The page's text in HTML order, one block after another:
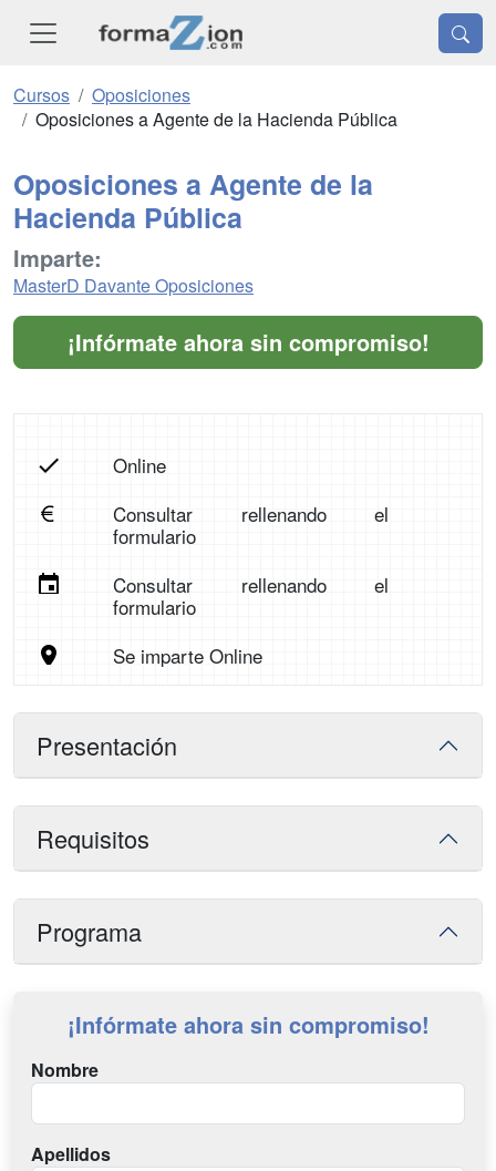
Cursos
Oposiciones
Oposiciones a Agente de la Hacienda Pública
Oposiciones a Agente de la
Hacienda Pública
Imparte:
MasterD Davante Oposiciones
¡Infórmate ahora sin compromiso!
Online
Consultar rellenando el
formulario
Consultar rellenando el
formulario
Se imparte Online
Presentación
Requisitos
Programa
¡Infórmate ahora sin compromiso!
Nombre
Apellidos